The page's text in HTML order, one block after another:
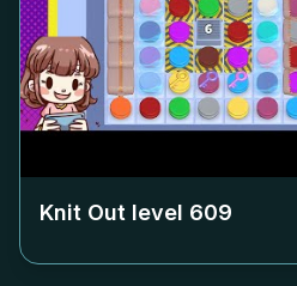
Knit Out level 609